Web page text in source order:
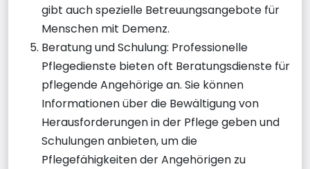
gibt auch spezielle Betreuungsangebote für
Menschen mit Demenz.
Beratung und Schulung: Professionelle
Pflegedienste bieten oft Beratungsdienste für
pflegende Angehörige an. Sie können
Informationen über die Bewältigung von
Herausforderungen in der Pflege geben und
Schulungen anbieten, um die
Pflegefähigkeiten der Angehörigen zu